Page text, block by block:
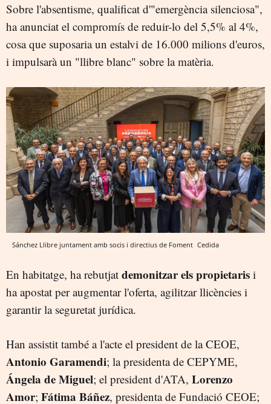
Sobre l'absentisme, qualificat d'"emergència silenciosa",
ha anunciat el compromís de reduir-lo del 5,5% al 4%,
cosa que suposaria un estalvi de 16.000 milions d'euros,
i impulsarà un "llibre blanc" sobre la matèria.
Sánchez Llibre juntament amb socis i directius de Foment Cedida
En habitatge, ha rebutjat demonitzar els propietaris i
ha apostat per augmentar l'oferta, agilitzar llicències i
garantir la seguretat jurídica.
Han assistit també a l'acte el president de la CEOE,
Antonio Garamendi; la presidenta de CEPYME,
Ángela de Miguel; el president d'ATA, Lorenzo
Amor; Fátima Báñez, presidenta de Fundació CEOE;